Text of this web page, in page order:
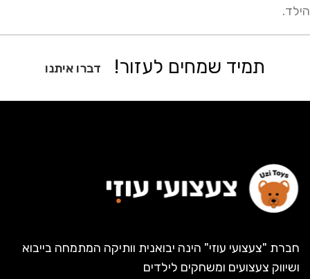
הילד.
תמיד שמחים לעזור! דברו איתנו
חברת "צעצועי עוזי" הינה יבואנית וותיקה המתמחה בייבוא
ושיווק צעצועים ומשחקים לילדים